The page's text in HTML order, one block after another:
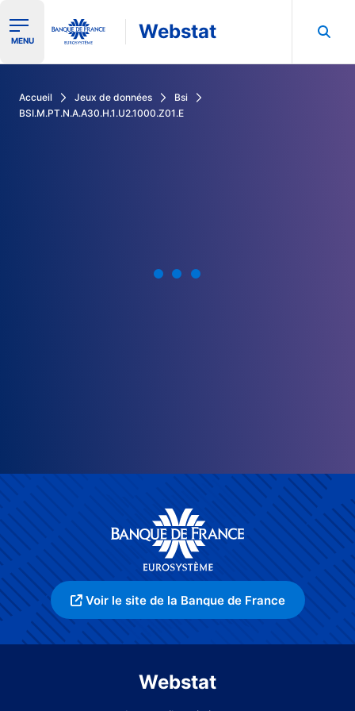
Ouvrir le menu de navigation
MENU Webstat
Accueil Jeux de données
Bsi
BSI.M.PT.N.A.A30.H.1.U2.1000.Z01.E
Voir le site de la Banque de France
Webstat